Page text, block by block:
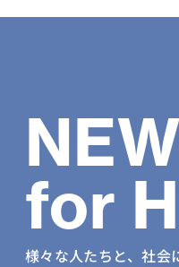
for
様々な人たちと、社会